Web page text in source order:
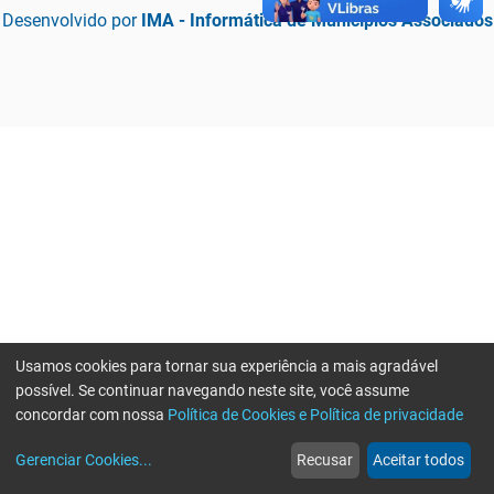
Desenvolvido por IMA - Informática de Municípios Associados
web
Notícias
more_horiz
Mais
Usamos cookies para tornar sua experiência a mais agradável
possível. Se continuar navegando neste site, você assume
concordar com nossa Política de Cookies e Política de privacidade
Gerenciar Cookies... Recusar Aceitar todos
Erro ao enviar informações, por favor tente novamente